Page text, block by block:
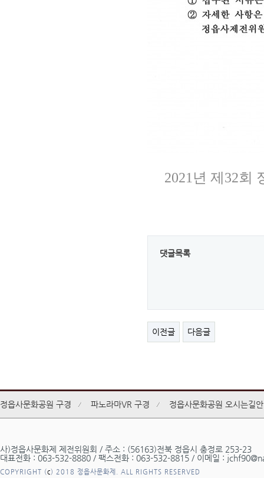
2021년 제32회
댓글목록
이전글 다음글
정읍사문화공원 구경 파노라마VR 구경 정읍사문화공원 오시는길
사)정읍사문화제 제전위원회 / 주소 : (56163)전북 정읍시 충정로 253-23
대표전화 : 063-532-8880 / 팩스전화 : 063-532-8815 / 이메일 :
COPYRIGHT (c) 2018 정읍사문화제. ALL RIGHTS RESERVED